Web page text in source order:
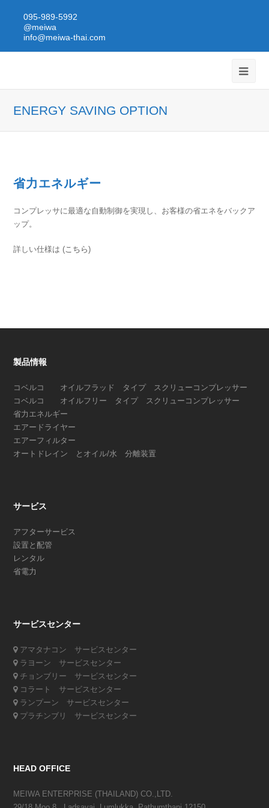
095-989-5992
@meiwa
info@meiwa-thai.com
ENERGY SAVING OPTION
省力エネルギー
コンプレッサに最適な自動制御を実現し、お客様の省エネをバックア
ップ。
詳しい仕様は (こちら)
製品情報
コベルコ オイルフラッド タイプ スクリューコンプレッサー
コベルコ オイルフリー タイプ スクリューコンプレッサー
省力エネルギー
エアードライヤー
エアーフィルター
オートドレイン とオイル/水 分離装置
サービス
アフターサービス
設置と配管
レンタル
省電力
サービスセンター
アマタナコン サービスセンター
ラヨーン サービスセンター
チョンブリー サービスセンター
コラート サービスセンター
ランプーン サービスセンター
プラチンブリ サービスセンター
HEAD OFFICE
MEIWA ENTERPRISE (THAILAND) CO.,LTD.